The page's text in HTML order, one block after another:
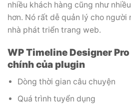
nhiều khách hàng cũng như
hơn. Nó rất dễ quản lý cho người
nhà phát triển trang web.
WP Timeline Designer
chính của plugin
Dòng thời gian câu chuyện
Quá trình tuyển dụng